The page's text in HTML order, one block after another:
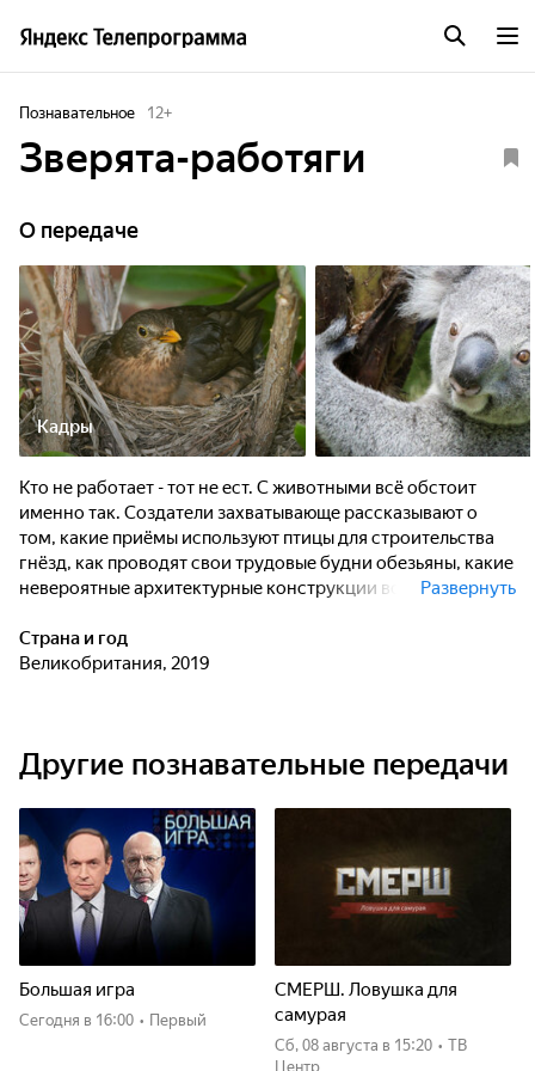
Познавательное 12+
Зверята-работяги
О передаче
Кадры
Кто не работает - тот не ест. С животными всё обстоит
именно так. Создатели захватывающе рассказывают о
том, какие приёмы используют птицы для строительства
гнёзд, как проводят свои трудовые будни обезьяны, какие
невероятные архитектурные конструкции возводят
остроумные способы облегчить свою
работу.Собирательство, охота, строительство и даже
меньшим братьям приходится много трудиться, чтобы
Развернуть
Страна и год
Великобритания, 2019
Другие познавательные передачи
Большая игра
Сегодня в 16:00 • Первый
СМЕРШ. Ловушка для
самурая
сб, 08 августа в 15:20 • ТВ
Центр